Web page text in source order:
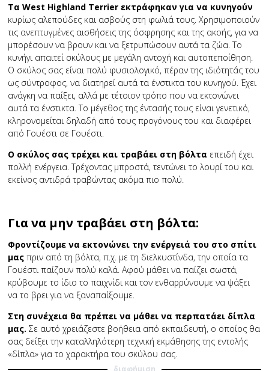
Τα West Highland Terrier εκτράφηκαν για να κυνηγούν
κυρίως αλεπούδες και ασβούς στη φωλιά τους. Χρησιμοποιούν
τις ανεπτυγμένες αισθήσεις της όσφρησης και της ακοής, για να
μπορέσουν να βρουν και να ξετρυπώσουν αυτά τα ζώα. Το
κυνήγι απαιτεί σκύλους με μεγάλη αντοχή και αυτοπεποίθηση.
Ο σκύλος σας είναι πολύ φυσιολογικό, πέραν της ιδιότητάς του
ως σύντροφος, να διατηρεί αυτά τα ένστικτα του κυνηγού. Έχει
ανάγκη να παίξει, αλλά με τέτοιον τρόπο που να εκτονώνει
αυτά τα ένστικτα. Το μέγεθος της έντασής τους είναι γενετικό,
κληρονομείται δηλαδή από τους προγόνους του και διαφέρει
από Γουέστι σε Γουέστι.
Ο σκύλος σας τρέχει και τραβάει στη βόλτα επειδή έχει
πολλή ενέργεια. Τρέχοντας μπροστά, τεντώνει το λουρί του και
εκείνος αντιδρά τραβώντας ακόμα πιο πολύ.
Για να μην τραβάει στη βόλτα:
Φροντίζουμε να εκτονώνει την ενέργειά του στο σπίτι
μας πριν από τη βόλτα, π.χ. με τη διελκυστίνδα, την οποία τα
Γουέστι παίζουν πολύ καλά. Αφού μάθει να παίζει σωστά,
κρύβουμε το ίδιο το παιχνίδι και τον ενθαρρύνουμε να ψάξει
να το βρει για να ξαναπαίξουμε.
Στη συνέχεια θα πρέπει να μάθει να περπατάει δίπλα
μας. Σε αυτό χρειάζεστε βοήθεια από εκπαιδευτή, ο οποίος θα
σας δείξει την καταλληλότερη τεχνική εκμάθησης της εντολής
«δίπλα» για το χαρακτήρα του σκύλου σας.
διαφήμιση